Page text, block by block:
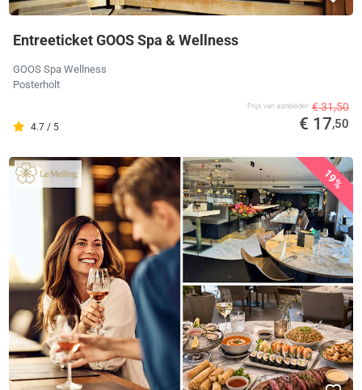
Entreeticket GOOS Spa & Wellness
GOOS Spa Wellness
Posterholt
4.7 / 5
Prijs van aanbieder € 31,50
€ 17,50
19%